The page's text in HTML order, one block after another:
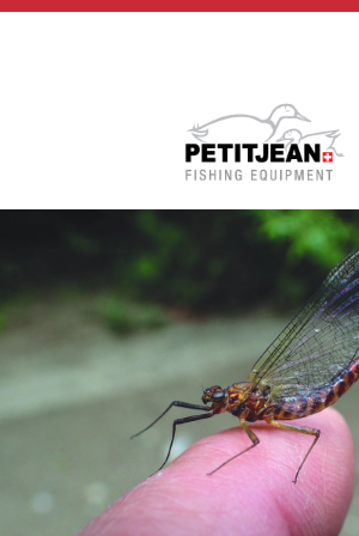
Vidéos
MP-Books
Press